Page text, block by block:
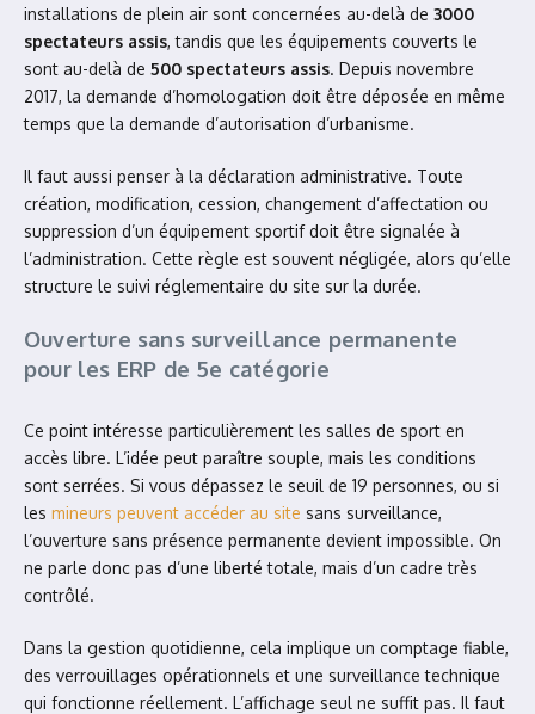
installations de plein air sont concernées au-delà de 3000
spectateurs assis, tandis que les équipements couverts le
sont au-delà de 500 spectateurs assis. Depuis novembre
2017, la demande d’homologation doit être déposée en même
temps que la demande d’autorisation d’urbanisme.
Il faut aussi penser à la déclaration administrative. Toute
création, modification, cession, changement d’affectation ou
suppression d’un équipement sportif doit être signalée à
l’administration. Cette règle est souvent négligée, alors qu’elle
structure le suivi réglementaire du site sur la durée.
Ouverture sans surveillance permanente
pour les ERP de 5e catégorie
Ce point intéresse particulièrement les salles de sport en
accès libre. L’idée peut paraître souple, mais les conditions
sont serrées. Si vous dépassez le seuil de 19 personnes, ou si
les mineurs peuvent accéder au site sans surveillance,
l’ouverture sans présence permanente devient impossible. On
ne parle donc pas d’une liberté totale, mais d’un cadre très
contrôlé.
Dans la gestion quotidienne, cela implique un comptage fiable,
des verrouillages opérationnels et une surveillance technique
qui fonctionne réellement. L’affichage seul ne suffit pas. Il faut